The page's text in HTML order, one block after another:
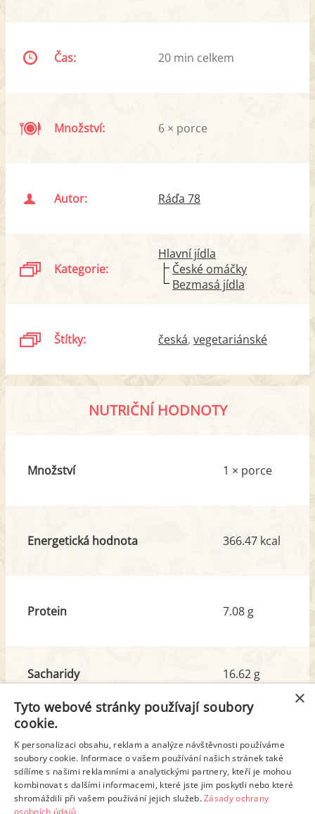
Čas: 20 min celkem
Množství: 6 × porce
Autor: Ráďa 78
Kategorie:
Hlavní jídla
České omáčky
Bezmasá jídla
Štítky: česká vegetariánské
NUTRIČNÍ HODNOTY
Množství 1 × porce
Energetická hodnota 366.47 kcal
Protein 7.08 g
Sacharidy
z toho cukr
16.62 g
10.02 g
Tuk
z toho nas. mastné kyseliny
30.69 g
18.77 g
Detailní rozpis
×
Tyto webové stránky používají soubory
cookie.
K personalizaci obsahu, reklam a analýze návštěvnosti používáme
soubory cookie. Informace o vašem používání našich stránek také
sdílíme s našimi reklamními a analytickými partnery, kteří je mohou
kombinovat s dalšími informacemi, které jste jim poskytli nebo které
shromáždili při vašem používání jejich služeb.Zásady ochrany
osobních údajů